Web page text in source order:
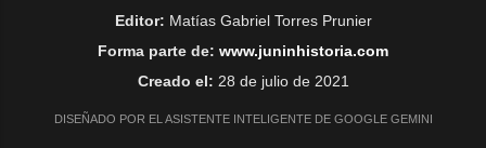
Editor: Matías Gabriel Torres Prunier
Forma parte de: www.juninhistoria.com
Creado el: 28 de julio de 2021
DISEÑADO POR EL ASISTENTE INTELIGENTE DE GOOGLE GEMINI